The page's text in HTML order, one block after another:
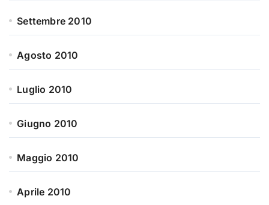
Settembre 2010
Agosto 2010
Luglio 2010
Giugno 2010
Maggio 2010
Aprile 2010